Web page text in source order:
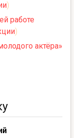
)
работе
)
актёра»